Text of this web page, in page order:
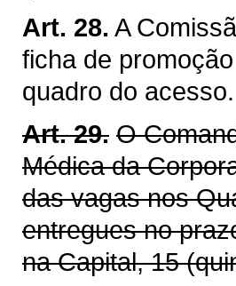
Art. 28. A
ficha de
quadro do
Art. 29. O
Médica da
das vagas nos
entregues no
na Capital, 15